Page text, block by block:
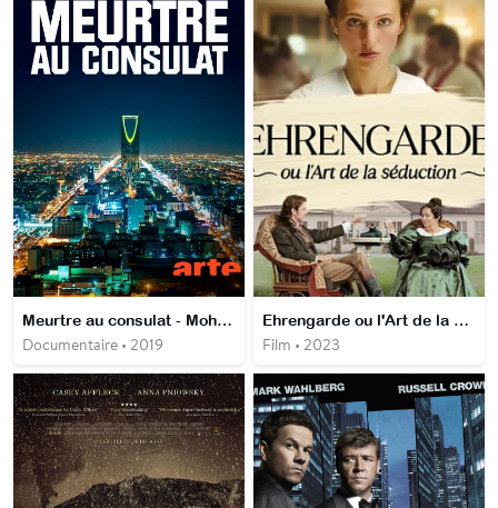
Meurtre au consulat - Mohammed ben Salmane et l'affaire Khashoggi
Documentaire • 2019
Ehrengarde ou l'Art de la Séduction
Film • 2023